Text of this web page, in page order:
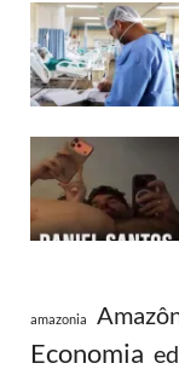
amazonia
Economia